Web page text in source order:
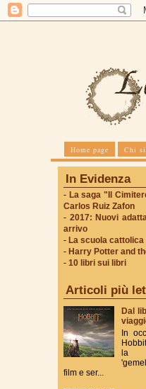
Home page Chi
In Evidenza
- La saga "Il
Carlos Ruiz Zafon
- 2017: Nuovi
arrivo
- La scuola
- Harry Potter and
- 10 libri sui libri
Articoli più
Dal
In
la
film e ser...